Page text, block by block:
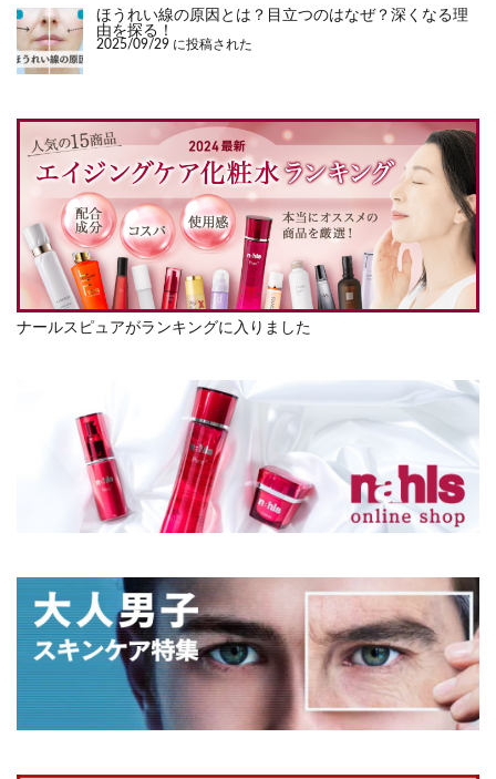
ほうれい線の原因とは？目立つのはなぜ？深くなる理
由を探る！
2025/09/29 に投稿された
ナールスピュアがランキングに入りました